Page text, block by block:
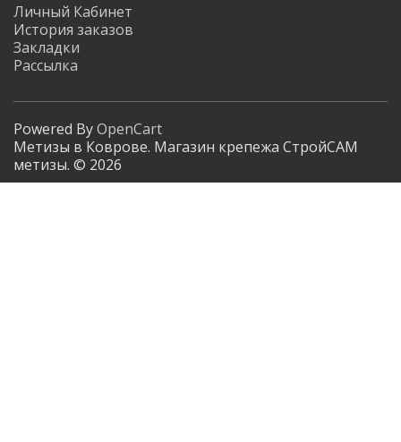
Личный Кабинет
История заказов
Закладки
Рассылка
Powered ByOpenCart
Метизы в Коврове. Магазин крепежа СтройСАМ
метизы. © 2026